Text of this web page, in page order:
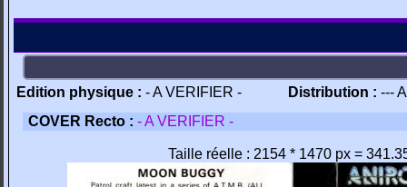
Edition physique : - A VERIFIER - Distribution : ---
COVER Recto : - A VERIFIER -
Taille réelle : 2154 * 1470 px =